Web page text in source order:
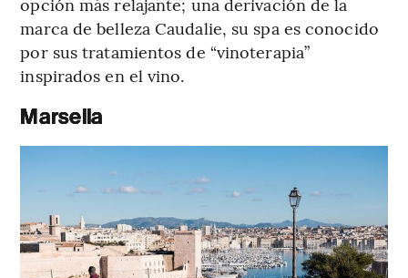
marca de belleza Caudalie, su spa es conocido
por sus tratamientos de “vinoterapia”
inspirados en el vino.
Marsella